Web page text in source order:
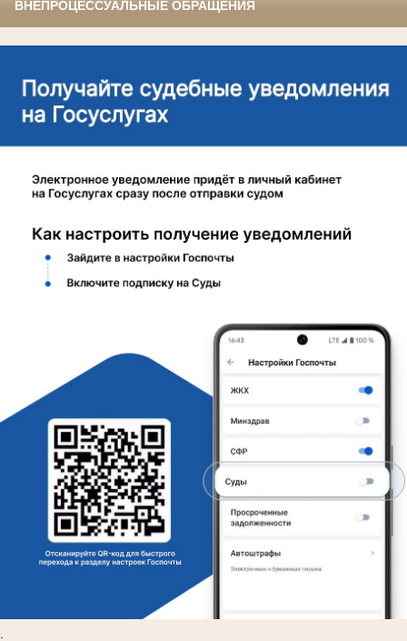
ВНЕПРОЦЕССУАЛЬНЫЕ ОБРАЩЕНИЯ